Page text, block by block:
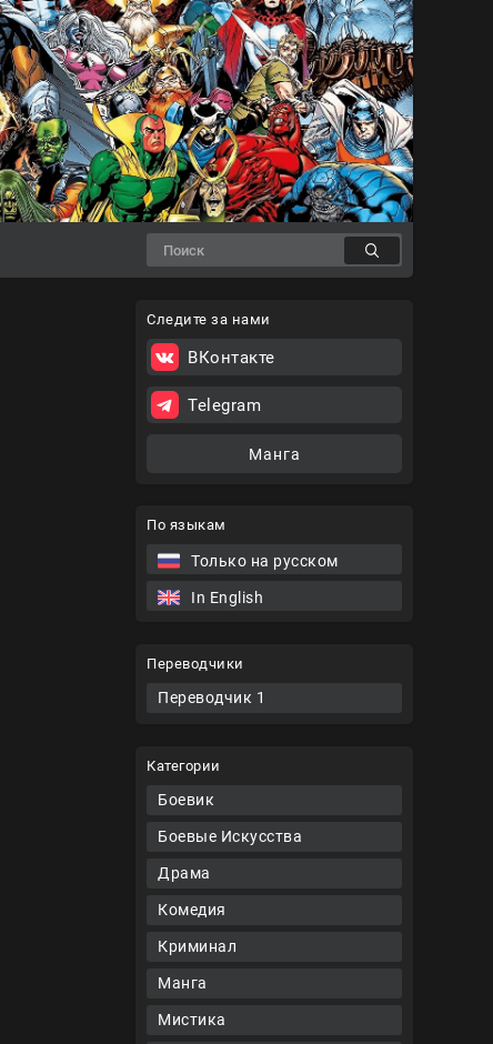
По языкам
Только на русском
In English
Переводчики
Переводчик 1
Категории
Боевик
Боевые Искусства
Драма
Комедия
Криминал
Манга
Мистика
Следите за нами
ВКонтакте
Telegram
Манга